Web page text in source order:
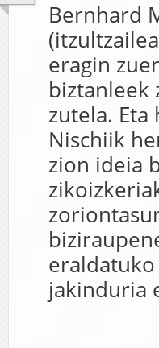
Bernhard
eragin
biztanleek
zutela.
Nischiik
zion ideia
jakinduria